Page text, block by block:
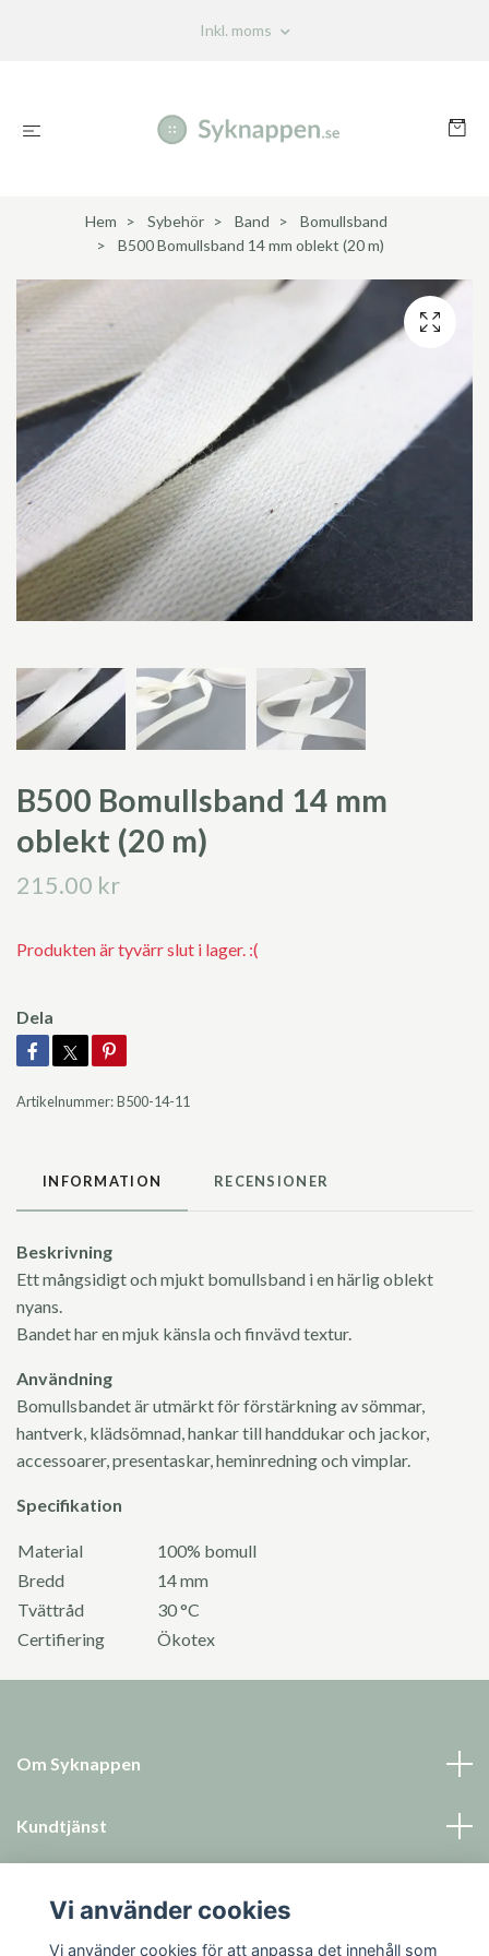
Inkl. moms
Hem Sybehör Band
Bomullsband
B500 Bomullsband 14 mm oblekt (20 m)
B500 Bomullsband 14 mm
oblekt (20 m)
215.00 kr
Produkten är tyvärr slut i lager. :(
Dela
Artikelnummer:B500-14-11
INFORMATION RECENSIONER
Beskrivning
Ett mångsidigt och mjukt bomullsband i en härlig oblekt
nyans.
Bandet har en mjuk känsla och finvävd textur.
Användning
Bomullsbandet är utmärkt för förstärkning av sömmar,
hantverk, klädsömnad, hankar till handdukar och jackor,
accessoarer, presentaskar, heminredning och vimplar.
Specifikation
Material
100% bomull
Bredd
14 mm
Tvättråd
30 °C
Certifiering
Ökotex
Om Syknappen
Kundtjänst
Sociala medier
Vi använder cookies
Vi använder cookies för att anpassa det innehåll som